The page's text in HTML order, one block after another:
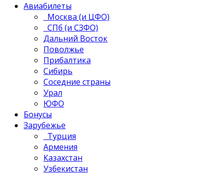
Авиабилеты
Москва (и ЦФО)
СПб (и СЗФО)
Дальний Восток
Поволжье
Прибалтика
Сибирь
Соседние страны
Урал
ЮФО
Бонусы
Зарубежье
Турция
Армения
Казахстан
Узбекистан